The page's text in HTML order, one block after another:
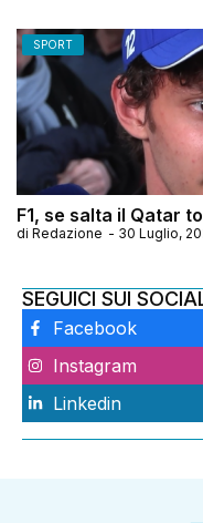
SPORT
F1, se salta il Qatar
di Redazione - 30 Luglio,
SEGUICI SUI
Facebook
Instagram
Linkedin